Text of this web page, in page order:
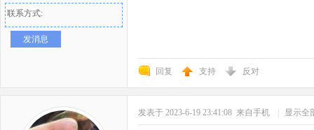
联系方式:
发消息
回复 支持 反对
发表于 2023-6-19 23:41:08 来自手机 显示全